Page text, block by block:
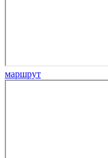
маршрут